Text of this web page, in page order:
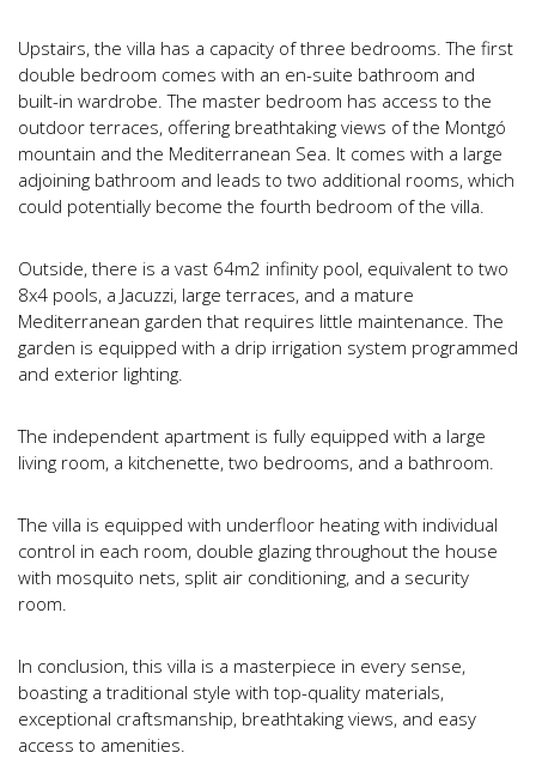
Upstairs, the villa has a capacity of three bedrooms. The first
double bedroom comes with an en-suite bathroom and
built-in wardrobe. The master bedroom has access to the
outdoor terraces, offering breathtaking views of the Montgó
mountain and the Mediterranean Sea. It comes with a large
adjoining bathroom and leads to two additional rooms, which
could potentially become the fourth bedroom of the villa.
Outside, there is a vast 64m2 infinity pool, equivalent to two
8x4 pools, a Jacuzzi, large terraces, and a mature
Mediterranean garden that requires little maintenance. The
garden is equipped with a drip irrigation system programmed
and exterior lighting.
The independent apartment is fully equipped with a large
living room, a kitchenette, two bedrooms, and a bathroom.
The villa is equipped with underfloor heating with individual
control in each room, double glazing throughout the house
with mosquito nets, split air conditioning, and a security
room.
In conclusion, this villa is a masterpiece in every sense,
boasting a traditional style with top-quality materials,
exceptional craftsmanship, breathtaking views, and easy
access to amenities.